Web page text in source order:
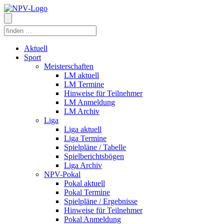
Aktuell
Sport
Meisterschaften
LM aktuell
LM Termine
Hinweise für Teilnehmer
LM Anmeldung
LM Archiv
Liga
Liga aktuell
Liga Termine
Spielpläne / Tabelle
Spielberichtsbögen
Liga Archiv
NPV-Pokal
Pokal aktuell
Pokal Termine
Spielpläne / Ergebnisse
Hinweise für Teilnehmer
Pokal Anmeldung